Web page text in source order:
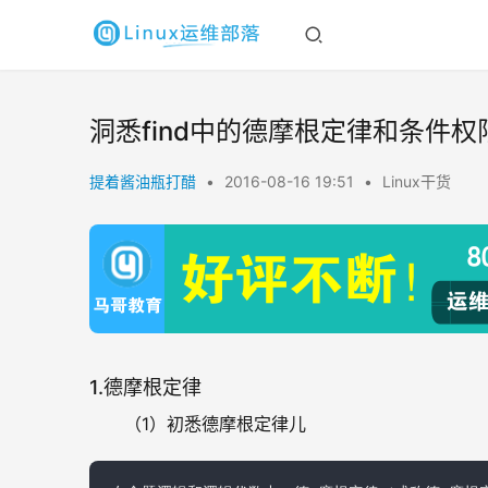
洞悉find中的德摩根定律和条件权
提着酱油瓶打醋 • 2016-08-16 19:51 • Linux干货
1.德摩根定律
（1）初悉德摩根定律儿